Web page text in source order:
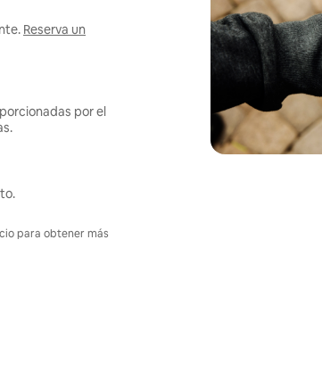
Reserva un
por el
para obtener más